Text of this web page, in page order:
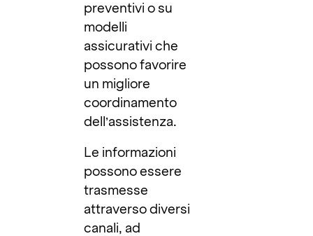
preventivi o su
modelli
assicurativi che
possono favorire
un migliore
coordinamento
dell’assistenza.
Le informazioni
possono essere
trasmesse
attraverso diversi
canali, ad